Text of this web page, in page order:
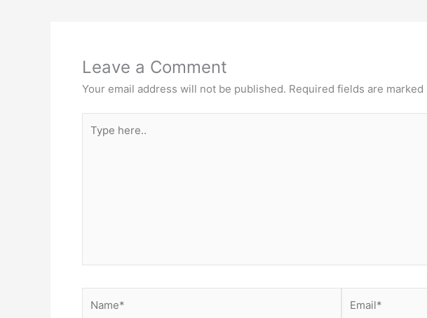
Leave a Comment
Your email address will not be published. Required fields are marked
here..